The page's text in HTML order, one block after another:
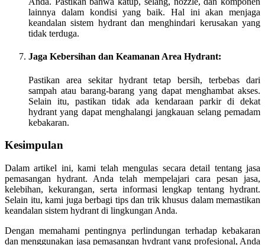
lainnya dalam kondisi yang baik. Hal ini akan menjaga
keandalan sistem hydrant dan menghindari kerusakan yang
tidak terduga.
Jaga Kebersihan dan Keamanan Area Hydrant:
Pastikan area sekitar hydrant tetap bersih, terbebas dari
sampah atau barang-barang yang dapat menghambat akses.
Selain itu, pastikan tidak ada kendaraan parkir di dekat
hydrant yang dapat menghalangi jangkauan selang pemadam
kebakaran.
Kesimpulan
Dalam artikel ini, kami telah mengulas secara detail tentang jasa
pemasangan hydrant. Anda telah mempelajari cara pesan jasa,
kelebihan, kekurangan, serta informasi lengkap tentang hydrant.
Selain itu, kami juga berbagi tips dan trik khusus dalam memastikan
keandalan sistem hydrant di lingkungan Anda.
Dengan memahami pentingnya perlindungan terhadap kebakaran
dan menggunakan jasa pemasangan hydrant yang profesional, Anda